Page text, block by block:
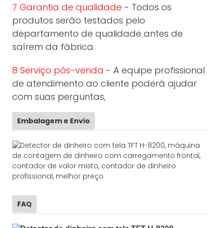
7 Garantia de qualidade - Todos os
produtos serão testados pelo
departamento de qualidade antes de
saírem da fábrica.
8 Serviço pós-venda - A equipe profissional
de atendimento ao cliente poderá ajudar
com suas perguntas,
Embalagem e Envio
FAQ